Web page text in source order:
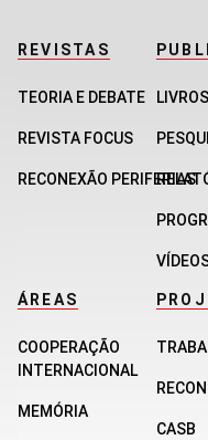
REVISTAS
TEORIA E DEBATE
REVISTA FOCUS
RECONEXÃO PERIFERIAS
LIVROS
ÁREAS
COOPERAÇÃO
INTERNACIONAL
MEMÓRIA
CASB